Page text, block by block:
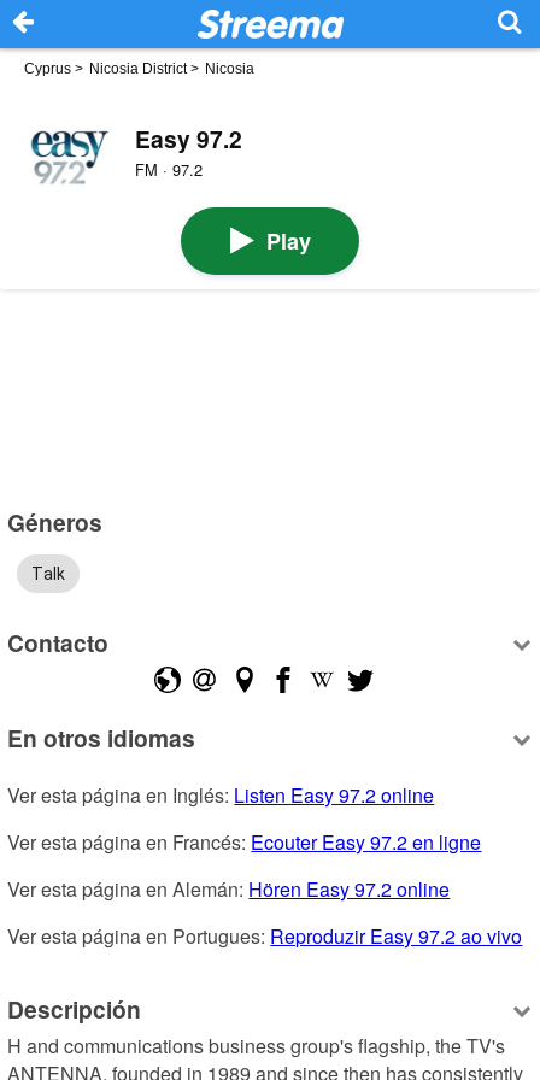
Cyprus > Nicosia District> Nicosia
Easy 97.2
FM · 97.2
Play
Géneros
Talk
Contacto
En otros idiomas
Ver esta página en Inglés: Listen Easy 97.2 online
Ver esta página en Francés: Ecouter Easy 97.2 en ligne
Ver esta página en Alemán: Hören Easy 97.2 online
Ver esta página en Portugues: Reproduzir Easy 97.2 ao vivo
Descripción
H and communications business group's flagship, the TV's
ANTENNA, founded in 1989 and since then has consistently